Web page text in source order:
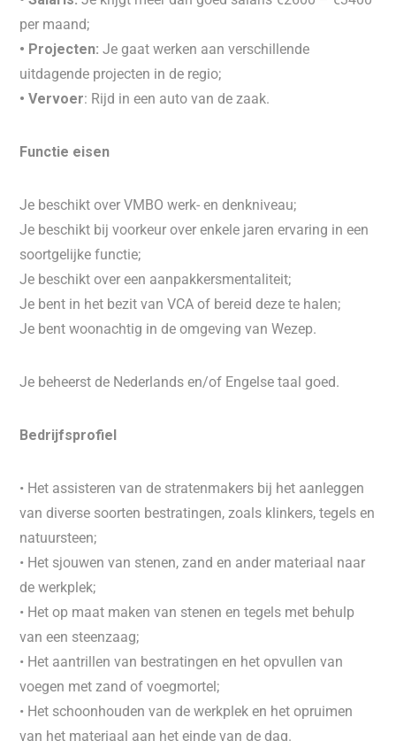
per maand;
• Projecten: Je gaat werken aan verschillende
uitdagende projecten in de regio;
• Vervoer: Rijd in een auto van de zaak.
Functie eisen
Je beschikt over VMBO werk- en denkniveau;
Je beschikt bij voorkeur over enkele jaren ervaring in een
soortgelijke functie;
Je beschikt over een aanpakkersmentaliteit;
Je bent in het bezit van VCA of bereid deze te halen;
Je bent woonachtig in de omgeving van Wezep.
Je beheerst de Nederlands en/of Engelse taal goed.
Bedrijfsprofiel
• Het assisteren van de stratenmakers bij het aanleggen
van diverse soorten bestratingen, zoals klinkers, tegels en
natuursteen;
• Het sjouwen van stenen, zand en ander materiaal naar
de werkplek;
• Het op maat maken van stenen en tegels met behulp
van een steenzaag;
• Het aantrillen van bestratingen en het opvullen van
voegen met zand of voegmortel;
• Het schoonhouden van de werkplek en het opruimen
van het materiaal aan het einde van de dag.